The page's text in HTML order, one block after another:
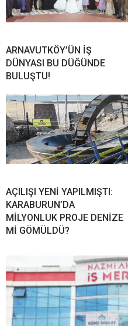
ARNAVUTKÖY’ÜN İŞ
DÜNYASI BU DÜĞÜNDE
BULUŞTU!
AÇILIŞI YENİ YAPILMIŞTI:
KARABURUN’DA
MİLYONLUK PROJE DENİZE
Mİ GÖMÜLDÜ?